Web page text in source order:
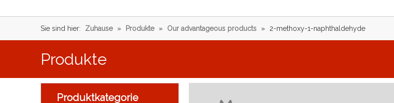
Sie sind hier: Zuhause » Produkte » Our advantageous products » 2-methoxy-1-naphthaldehyde
Produkte
Produktkategorie